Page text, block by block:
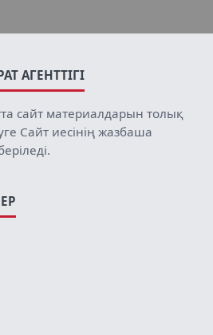
АГЕНТТІГІ
сайт материалдарын толық
Сайт иесінің жазбаша